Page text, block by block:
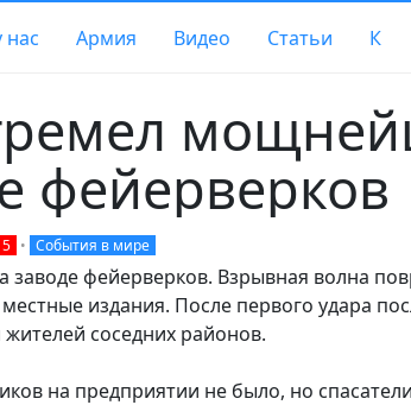
нас Армия Видео Статьи К
фейерверков
• События в мире
фейерверков. Взрывная волна
издания. После первого удара
жителей соседних районов.
на предприятии не было, но